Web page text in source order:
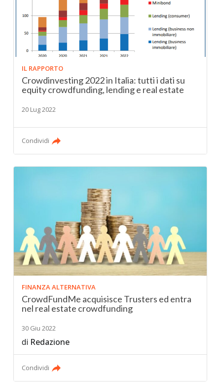
IL RAPPORTO
Crowdinvesting 2022 in Italia: tutti i dati su
equity crowdfunding, lending e real estate
20 Lug 2022
Condividi
FINANZA ALTERNATIVA
CrowdFundMe acquisisce Trusters ed entra
nel real estate crowdfunding
30 Giu 2022
di Redazione
Condividi